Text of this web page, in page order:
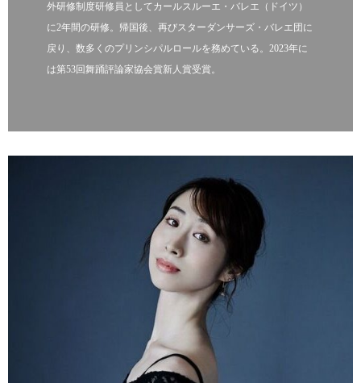
外研修制度研修員としてカールスルーエ・バレエ（ドイツ）
に2年間の研修。帰国後、再びスターダンサーズ・バレエ団に
戻り、数多くのプリンシパルロールを務めている。2023年に
は第53回舞踊評論家協会賞新人賞受賞。